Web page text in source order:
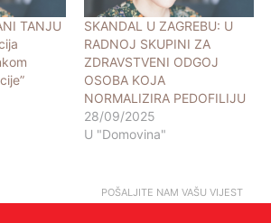
TANJU
SKANDAL U ZAGREBU: U
RADNOJ SKUPINI ZA
ZDRAVSTVENI ODGOJ
OSOBA KOJA
NORMALIZIRA PEDOFILIJU
28/09/2025
U "Domovina"
POŠALJITE NAM VAŠU VIJEST